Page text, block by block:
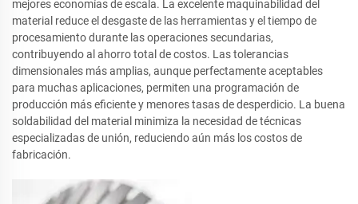
mejores economías de escala. La excelente maquinabilidad del
material reduce el desgaste de las herramientas y el tiempo de
procesamiento durante las operaciones secundarias,
contribuyendo al ahorro total de costos. Las tolerancias
dimensionales más amplias, aunque perfectamente aceptables
para muchas aplicaciones, permiten una programación de
producción más eficiente y menores tasas de desperdicio. La buena
soldabilidad del material minimiza la necesidad de técnicas
especializadas de unión, reduciendo aún más los costos de
fabricación.